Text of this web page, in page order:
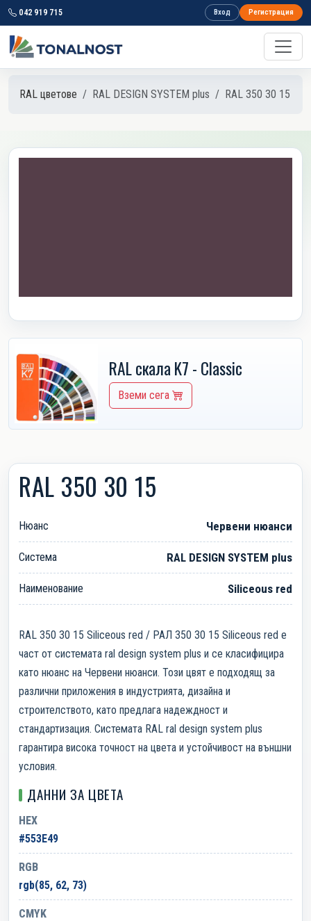
042 919 715 Вход Регистрация
RAL цветове RAL DESIGN SYSTEM plus RAL 350 30 15
RAL скала K7 - Classic
Вземи сега
RAL 350 30 15
Нюанс Червени нюанси
Система RAL DESIGN SYSTEM plus
Наименование Siliceous red
RAL 350 30 15 Siliceous red / РАЛ 350 30 15 Siliceous red е
част от системата ral design system plus и се класифицира
като нюанс на Червени нюанси. Този цвят е подходящ за
различни приложения в индустрията, дизайна и
строителството, като предлага надеждност и
стандартизация. Системата RAL ral design system plus
гарантира висока точност на цвета и устойчивост на външни
условия.
ДАННИ ЗА ЦВЕТА
HEX
#553E49
RGB
rgb(85, 62, 73)
CMYK